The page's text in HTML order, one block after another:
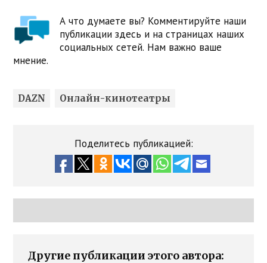
А что думаете вы? Комментируйте наши
публикации здесь и на страницах наших
социальных сетей. Нам важно ваше
мнение.
DAZN Онлайн-кинотеатры
Поделитесь публикацией:
Другие публикации этого автора: